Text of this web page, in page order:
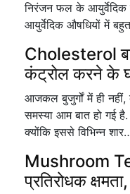
निरंजन फल के आयुर्वेदिक
आयुर्वेदिक औषधियों में
Cholesterol
कंट्रोल करने के
आजकल बुजुर्गों में ही
समस्या आम बात हो गई
क्योंकि इससे विभिन्न
Mushroom
प्रतिरोधक